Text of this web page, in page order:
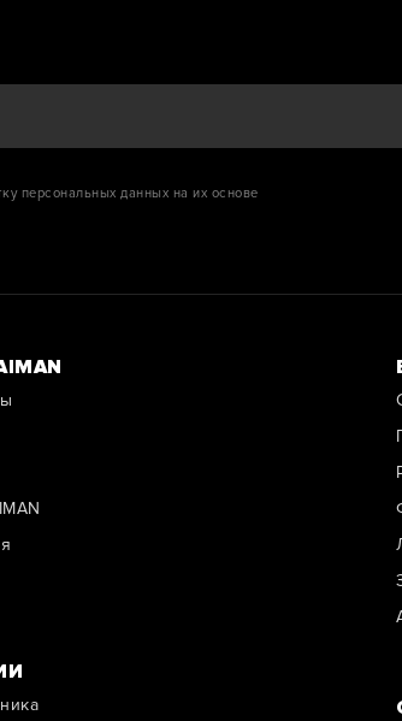
персональных данных на их основе